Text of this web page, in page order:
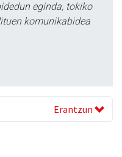
eginda, tokiko
komunikabidea
Erantzun